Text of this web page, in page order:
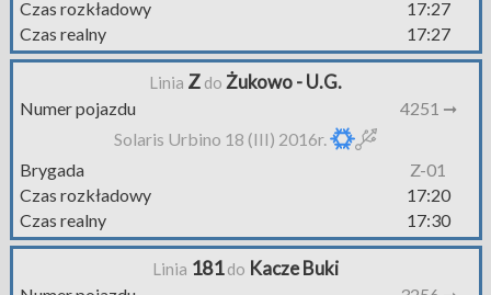
Czas rozkładowy
17:27
Czas realny
17:27
Linia Z do Żukowo - U.G.
Numer pojazdu
4251 ➞
Solaris Urbino 18 (III) 2016r.
Brygada
Z-01
Czas rozkładowy
17:20
Czas realny
17:30
Linia 181do Kacze Buki